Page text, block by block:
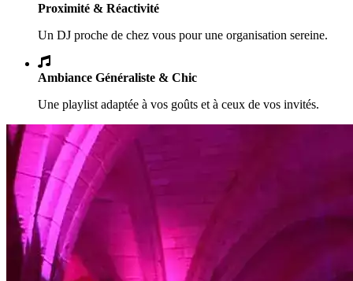
Proximité & Réactivité
Un DJ proche de chez vous pour une organisation sereine.
Ambiance Généraliste & Chic
Une playlist adaptée à vos goûts et à ceux de vos invités.